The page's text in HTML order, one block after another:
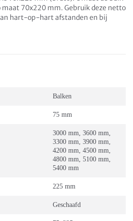
maat 70x220 mm. Gebruik deze netto
hart-op-hart afstanden en bij
Balken
75 mm
3000 mm,3600 mm,
3300 mm,3900 mm,
4200 mm,4500 mm,
4800 mm,5100 mm,
5400 mm
225 mm
Geschaafd